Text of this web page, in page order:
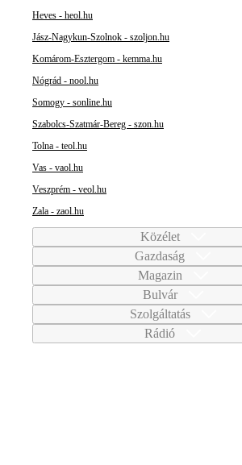
Heves - heol.hu
Jász-Nagykun-Szolnok - szoljon.hu
Komárom-Esztergom - kemma.hu
Nógrád - nool.hu
Somogy - sonline.hu
Szabolcs-Szatmár-Bereg - szon.hu
Tolna - teol.hu
Vas - vaol.hu
Veszprém - veol.hu
Zala - zaol.hu
Közélet
Gazdaság
Magazin
Bulvár
Szolgáltatás
Rádió